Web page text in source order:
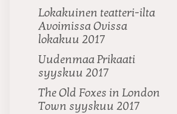
Lokakuinen teatteri-ilta
Avoimissa Ovissa
lokakuu 2017
Uudenmaa Prikaati
syyskuu 2017
The Old Foxes in London
Town syyskuu 2017